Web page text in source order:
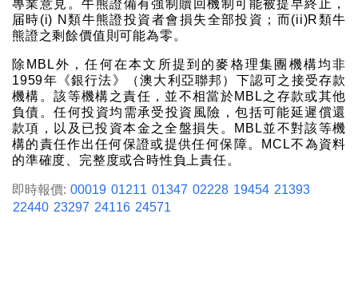
專業意見。牛熊證備有強制贖回機制可能被提早終止，
届時(i) N類牛熊證投資者會損失全部投資；而(ii)R類牛
熊證之剩餘價值則可能為零。
除MBL外，任何在本文所提到的麥格理集團機構均非
1959年《銀行法》（澳大利亞聯邦）下認可之接受存款
機構。該等機構之責任，並不相當於MBL之存款或其他
負債。任何投資均需承受投資風險，包括可能延遲償還
款項，以及已投資本金之全盤損失。MBL並不對該等機
構的責任作出任何保證或提供任何保障。MCL不為資料
的準確度、完整度或合時性負上責任。
即時報價: 00019 01211 01347 02228 19454 21393
22440 23297 24116 24571